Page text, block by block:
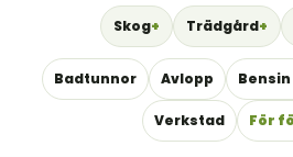
Skog Trädgård
Badtunnor Avlopp Bensin
Verkstad För